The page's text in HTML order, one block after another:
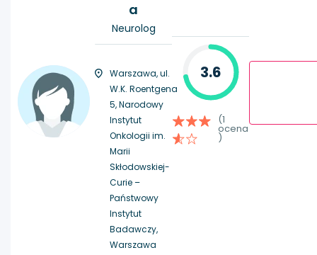
a
Neurolog
Warszawa, ul.
W.K. Roentgena
5, Narodowy
Instytut
Onkologii im.
Marii
Skłodowskiej-
Curie –
Państwowy
Instytut
Badawczy,
Warszawa
3.6
(1
ocena
)